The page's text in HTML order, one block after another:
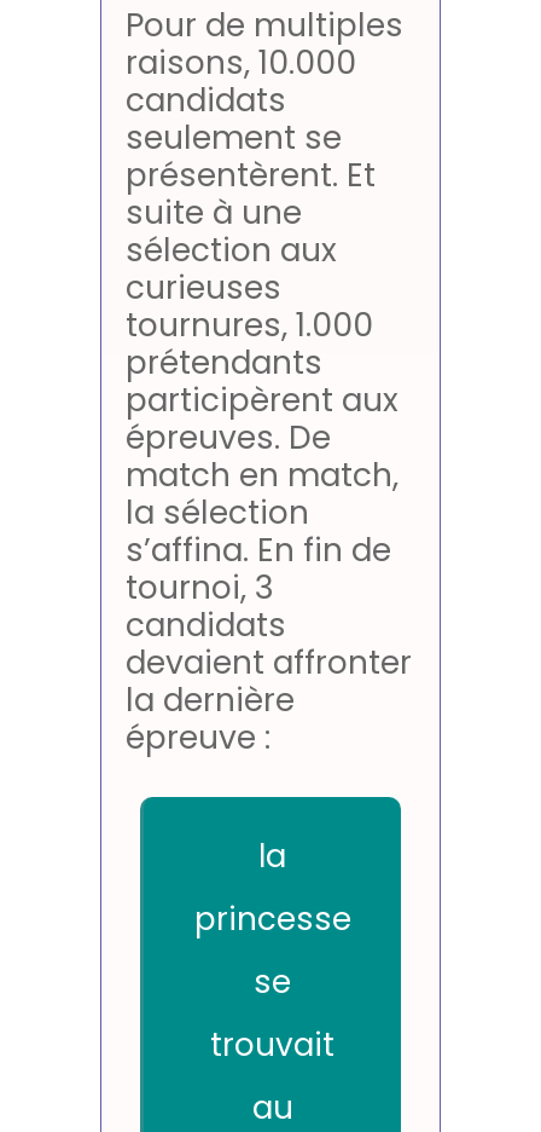
Pour de multiples
raisons, 10.000
candidats
seulement se
présentèrent. Et
suite à une
sélection aux
curieuses
tournures, 1.000
prétendants
participèrent aux
épreuves. De
match en match,
la sélection
s’affina. En fin de
tournoi, 3
candidats
devaient affronter
la dernière
épreuve :
la
princesse
se
trouvait
au